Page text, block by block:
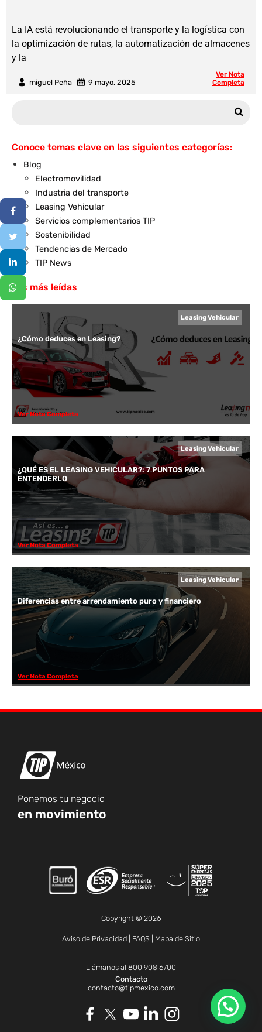
miguel Peña 9 mayo, 2025
La IA está revolucionando el transporte y la logística con
la optimización de rutas, la automatización de almacenes
y la
Ver Nota
Completa
Conoce temas clave en las siguientes categorías:
Blog
Electromovilidad
Industria del transporte
Leasing Vehicular
Servicios complementarios TIP
Sostenibilidad
Tendencias de Mercado
TIP News
Las más leídas
Leasing Vehicular
¿Cómo deduces en Leasing?
Ver Nota Completa
Leasing Vehicular
¿QUÉ ES EL LEASING VEHICULAR?: 7 PUNTOS PARA
ENTENDERLO
Ver Nota Completa
Leasing Vehicular
Diferencias entre arrendamiento puro y financiero
Ver Nota Completa
Ponemos tu negocio
en movimiento
Copyright © 2026
Aviso de Privacidad FAQS Mapa de Sitio
Llámanos al 800 908 6700
Contacto
contacto@tipmexico.com